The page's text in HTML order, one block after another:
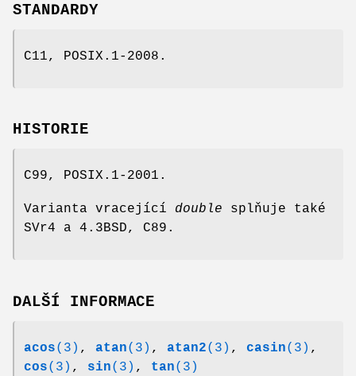
STANDARDY
C11, POSIX.1-2008.
HISTORIE
C99, POSIX.1-2001.
Varianta vracející double splňuje také
SVr4 a 4.3BSD, C89.
DALŠÍ INFORMACE
acos(3) , atan(3) , atan2(3) , casin(3) ,
cos(3) , sin(3) , tan(3)